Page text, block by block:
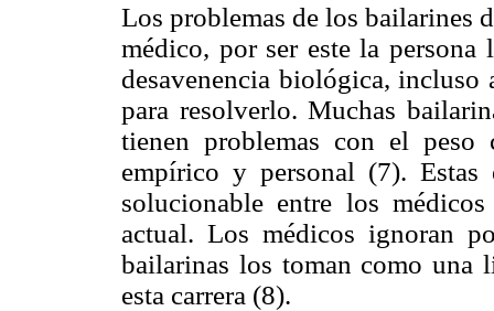
Los problemas de los bailarines
médico, por ser este la
desavenencia biológica, incluso
para resolverlo. Muchas
tienen problemas con el peso
empírico y personal (7).
solucionable entre los
actual. Los médicos ignoran
bailarinas los toman como una
esta carrera (8).